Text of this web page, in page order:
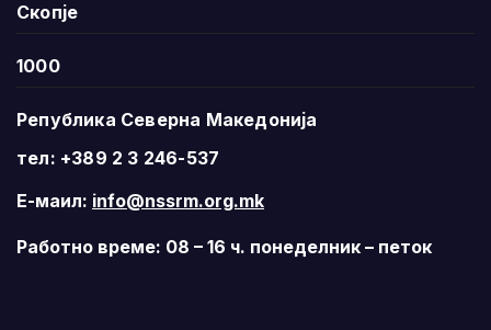
Скопје
1000
Република Северна Македонија
тел: +389 2 3 246-537
Е-маил: info@nssrm.org.mk
Работно време: 08 – 16 ч. понеделник – петок